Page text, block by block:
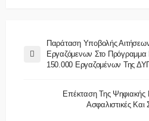
Παράταση Υποβολής
Εργαζόμενων Στο Πρόγραμμα
150.000 Εργαζομένων Της
Επέκταση Της Ψηφιακής
Ασφαλιστικές Και